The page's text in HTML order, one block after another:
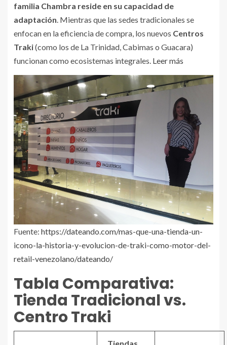
familia Chambra reside en su capacidad de
adaptación . Mientras que las sedes tradicionales se
enfocan en la eficiencia de compra, los nuevos Centros
Traki(como los de La Trinidad, Cabimas o Guacara)
funcionan como ecosistemas integrales. Leer más
Fuente: https://dateando.com/mas-que-una-tienda-un-
icono-la-historia-y-evolucion-de-traki-como-motor-del-
retail-venezolano/dateando/
Tabla Comparativa:
Tienda Tradicional vs.
Centro Traki